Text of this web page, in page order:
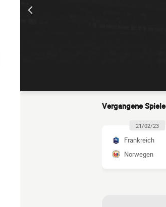
Vergangene Spiele
21/02/23
Frankreich
Norwegen